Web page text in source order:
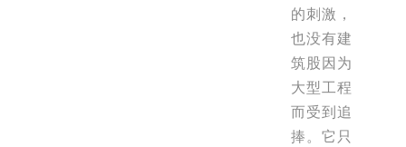
的刺激，
也没有建
筑股因为
大型工程
而受到追
捧。它只